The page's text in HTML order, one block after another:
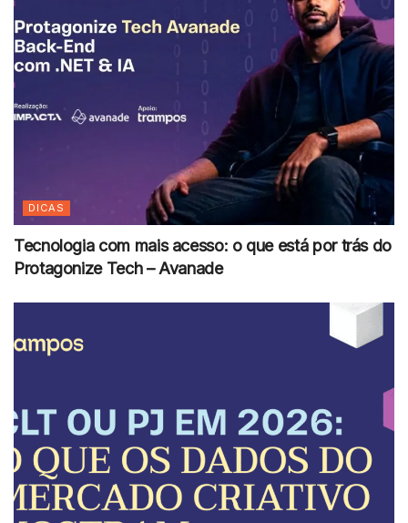
DICAS
Tecnologia com mais acesso: o que está por trás do
Protagonize Tech – Avanade